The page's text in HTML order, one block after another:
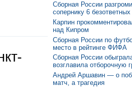
Сборная России
сопернику 6
Карпин
над Кипром
Сборная России по
место в рейтинге ФИФА
Сборная России
возглавила отборочную
Андрей Аршавин — о
матч, а трагедия